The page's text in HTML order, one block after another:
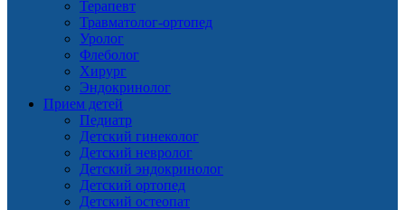
Терапевт
Травматолог-ортопед
Уролог
Флеболог
Хирург
Эндокринолог
Прием детей
Педиатр
Детский гинеколог
Детский невролог
Детский эндокринолог
Детский ортопед
Детский остеопат